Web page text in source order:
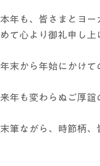
本年も、皆さまとヨ
めて心より御礼申し上
年末から年始にかけて
来年も変わらぬご厚誼
末筆ながら、時節柄、